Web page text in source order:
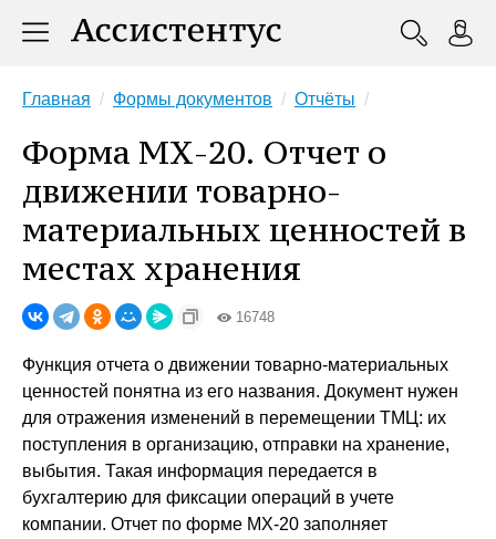
Главная Формы документов Отчёты
Форма МХ-20. Отчет о
движении товарно-
материальных ценностей в
местах хранения
16748
Функция отчета о движении товарно-материальных
ценностей понятна из его названия. Документ нужен
для отражения изменений в перемещении ТМЦ: их
поступления в организацию, отправки на хранение,
выбытия. Такая информация передается в
бухгалтерию для фиксации операций в учете
компании. Отчет по форме МХ-20 заполняет